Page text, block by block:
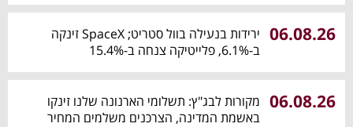
06.08.26
ירידות בנעילה בוול סטריט; SpaceX זינקה
ב-6.1%, פלייטיקה צנחה ב-15.4%
06.08.26 מקורות לבג"ץ: תשלומי הארנונה שלנו זינקו
באשמת המדינה, הצרכנים משלמים המחיר